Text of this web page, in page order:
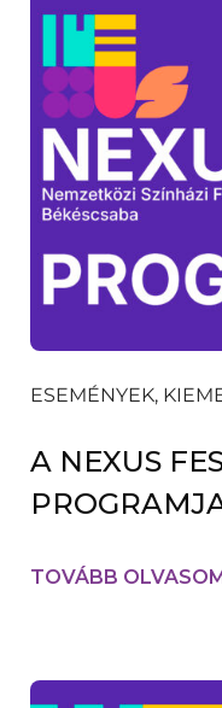
ESEMÉNYEK,
A NEXUS
TOVÁBB OLVASOM